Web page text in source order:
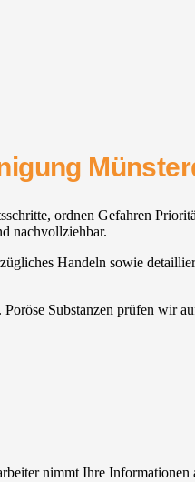
ordnen Gefahren
nachvollziehbar.
Handeln sowie
Substanzen prüfen
nimmt Ihre